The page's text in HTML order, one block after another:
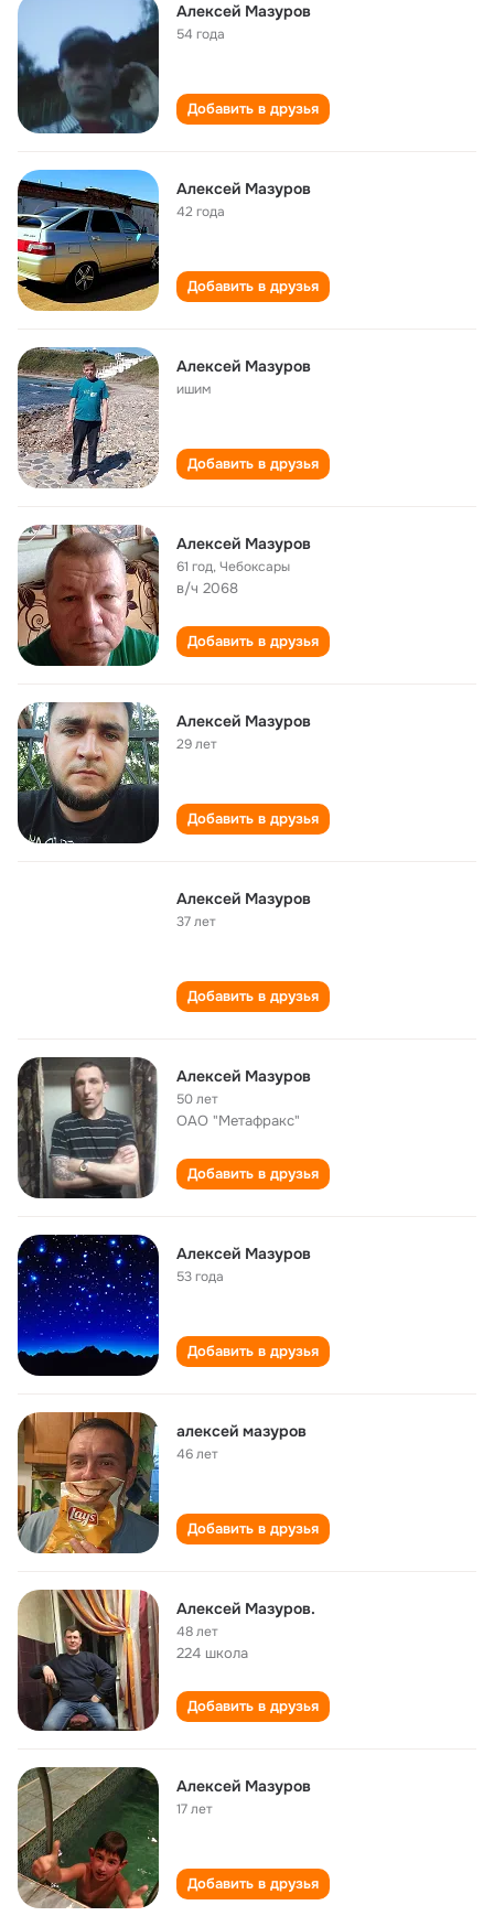
Алексей Мазуров
54 года
Добавить в друзья
Алексей Мазуров
42 года
Добавить в друзья
Алексей Мазуров
ишим
Добавить в друзья
Алексей Мазуров
61 год,Чебоксары
в/ч 2068
Добавить в друзья
Алексей Мазуров
29 лет
Добавить в друзья
Алексей Мазуров
37 лет
Добавить в друзья
Алексей Мазуров
50 лет
ОАО "Метафракс"
Добавить в друзья
Алексей Мазуров
53 года
Добавить в друзья
алексей мазуров
46 лет
Добавить в друзья
Алексей Мазуров.
48 лет
224 школа
Добавить в друзья
Алексей Мазуров
17 лет
Добавить в друзья